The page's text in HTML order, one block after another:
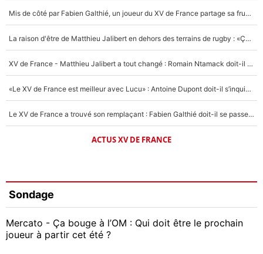
Mis de côté par Fabien Galthié, un joueur du XV de France partage sa frustration : «ils ne me l’ont pas dit tout de suite»
La raison d'être de Matthieu Jalibert en dehors des terrains de rugby : «Ça m'atteint autant que si tu touches à un membre de ma famille»
XV de France - Matthieu Jalibert a tout changé : Romain Ntamack doit-il s’inquiéter pour sa place à un an de la Coupe du monde ?
«Le XV de France est meilleur avec Lucu» : Antoine Dupont doit-il s’inquiéter pour sa place ?
Le XV de France a trouvé son remplaçant : Fabien Galthié doit-il se passer d'Antoine Dupont ?
ACTUS XV DE FRANCE
Sondage
Mercato - Ça bouge à l’OM : Qui doit être le prochain
joueur à partir cet été ?